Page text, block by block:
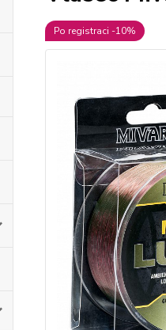
Po registraci -10%